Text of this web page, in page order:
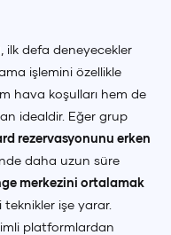
, ilk defa deneyecekler
işlemini özellikle
hava koşulları hem de
idealdir. Eğer grup
rezervasyonunu erken
daha uzun süre
merkezini ortalamak
teknikler işe yarar.
platformlardan